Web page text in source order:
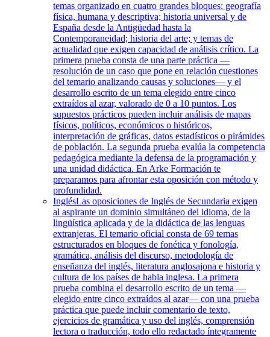
temas organizado en cuatro grandes bloques: geografía
física, humana y descriptiva; historia universal y de
España desde la Antigüedad hasta la
Contemporaneidad; historia del arte; y temas de
actualidad que exigen capacidad de análisis crítico. La
primera prueba consta de una parte práctica —
resolución de un caso que pone en relación cuestiones
del temario analizando causas y soluciones— y el
desarrollo escrito de un tema elegido entre cinco
extraídos al azar, valorado de 0 a 10 puntos. Los
supuestos prácticos pueden incluir análisis de mapas
físicos, políticos, económicos o históricos,
interpretación de gráficas, datos estadísticos o pirámides
de población. La segunda prueba evalúa la competencia
pedagógica mediante la defensa de la programación y
una unidad didáctica. En Arke Formación te
preparamos para afrontar esta oposición con método y
profundidad.
InglésLas oposiciones de Inglés de Secundaria exigen
al aspirante un dominio simultáneo del idioma, de la
lingüística aplicada y de la didáctica de las lenguas
extranjeras. El temario oficial consta de 69 temas
estructurados en bloques de fonética y fonología,
gramática, análisis del discurso, metodología de
enseñanza del inglés, literatura anglosajona e historia y
cultura de los países de habla inglesa. La primera
prueba combina el desarrollo escrito de un tema —
elegido entre cinco extraídos al azar— con una prueba
práctica que puede incluir comentario de texto,
ejercicios de gramática y uso del inglés, comprensión
lectora o traducción, todo ello redactado íntegramente